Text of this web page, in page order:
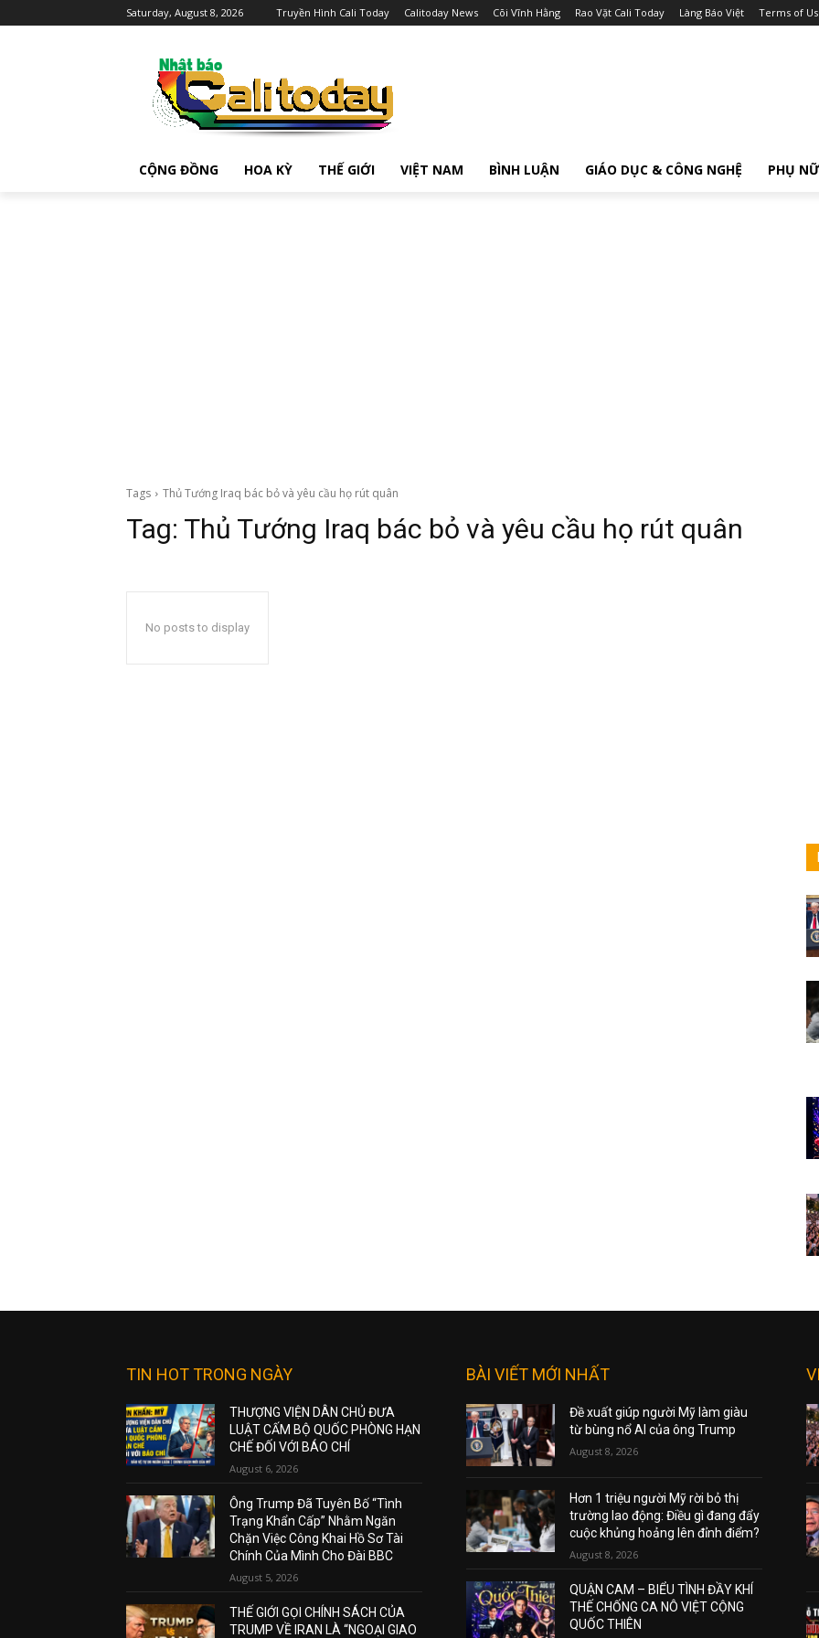
Saturday, August 8, 2026 Truyền Hình Cali Today Calitoday News Cõi Vĩnh Hằng Rao Vặt Cali Today Làng Báo Việt Terms of
CỘNG ĐỒNG HOA KỲ THẾ GIỚI VIỆT NAM BÌNH LUẬN GIÁO DỤC & CÔNG NGHỆ PHỤ NỮ
Tags Thủ Tướng Iraq bác bỏ và yêu cầu họ rút quân
Tag: Thủ Tướng Iraq bác bỏ và yêu cầu họ rút quân
No posts to display
TIN HOT TRONG NGÀY
THƯỢNG VIỆN DÂN CHỦ ĐƯA
LUẬT CẤM BỘ QUỐC PHÒNG HẠN
CHẾ ĐỐI VỚI BÁO CHÍ
August 6, 2026
Ông Trump Đã Tuyên Bố “Tình
Trạng Khẩn Cấp” Nhằm Ngăn
Chặn Việc Công Khai Hồ Sơ Tài
Chính Của Mình Cho Đài BBC
August 5, 2026
THẾ GIỚI GỌI CHÍNH SÁCH CỦA
TRUMP VỀ IRAN LÀ “NGOẠI GIAO
BÀI VIẾT MỚI NHẤT
Đề xuất giúp người Mỹ làm giàu
từ bùng nổ AI của ông Trump
August 8, 2026
Hơn 1 triệu người Mỹ rời bỏ thị
trường lao động: Điều gì đang đẩy
cuộc khủng hoảng lên đỉnh điểm?
August 8, 2026
QUẬN CAM – BIỂU TÌNH ĐẦY KHÍ
THẾ CHỐNG CA NÔ VIỆT CỘNG
QUỐC THIÊN